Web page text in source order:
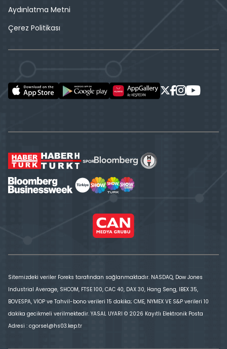
Aydınlatma Metni
Çerez Politikası
Sitemizdeki veriler Foreks tarafından sağlanmaktadır. NASDAQ, Dow Jones
Industrial Average, SHCOM, FTSE 100, CAC 40, DAX 30, Hang Seng, IBEX 35,
BOVESPA, VİOP ve Tahvil-bono verileri 15 dakika; CME, NYMEX VE S&P verileri 10
dakika gecikmeli verilmektedir. YASAL UYARI © 2026 Kayıtlı Elektronik Posta
Adresi : cgorsel@hs03.kep.tr